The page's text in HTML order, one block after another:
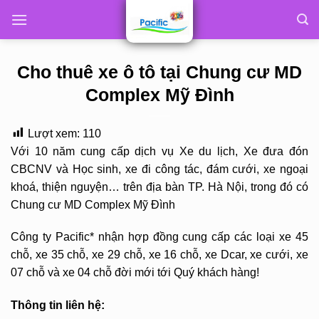
Cho thuê xe ô tô tại Chung cư MD
Complex Mỹ Đình
Lượt xem: 110
Với 10 năm cung cấp dịch vụ Xe du lịch, Xe đưa đón
CBCNV và Học sinh, xe đi công tác, đám cưới, xe ngoại
khoá, thiện nguyện… trên địa bàn TP. Hà Nội, trong đó có
Chung cư MD Complex Mỹ Đình
Công ty Pacific* nhận hợp đồng cung cấp các loại xe 45
chỗ, xe 35 chỗ, xe 29 chỗ, xe 16 chỗ, xe Dcar, xe cưới, xe
07 chỗ và xe 04 chỗ đời mới tới Quý khách hàng!
Thông tin liên hệ: